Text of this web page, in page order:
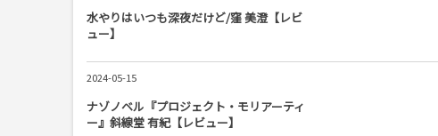
水やりはいつも深夜だけど/窪 美澄【レビ
ュー】
2024-05-15
ナゾノベル『プロジェクト・モリアーティ
ー』斜線堂 有紀【レビュー】